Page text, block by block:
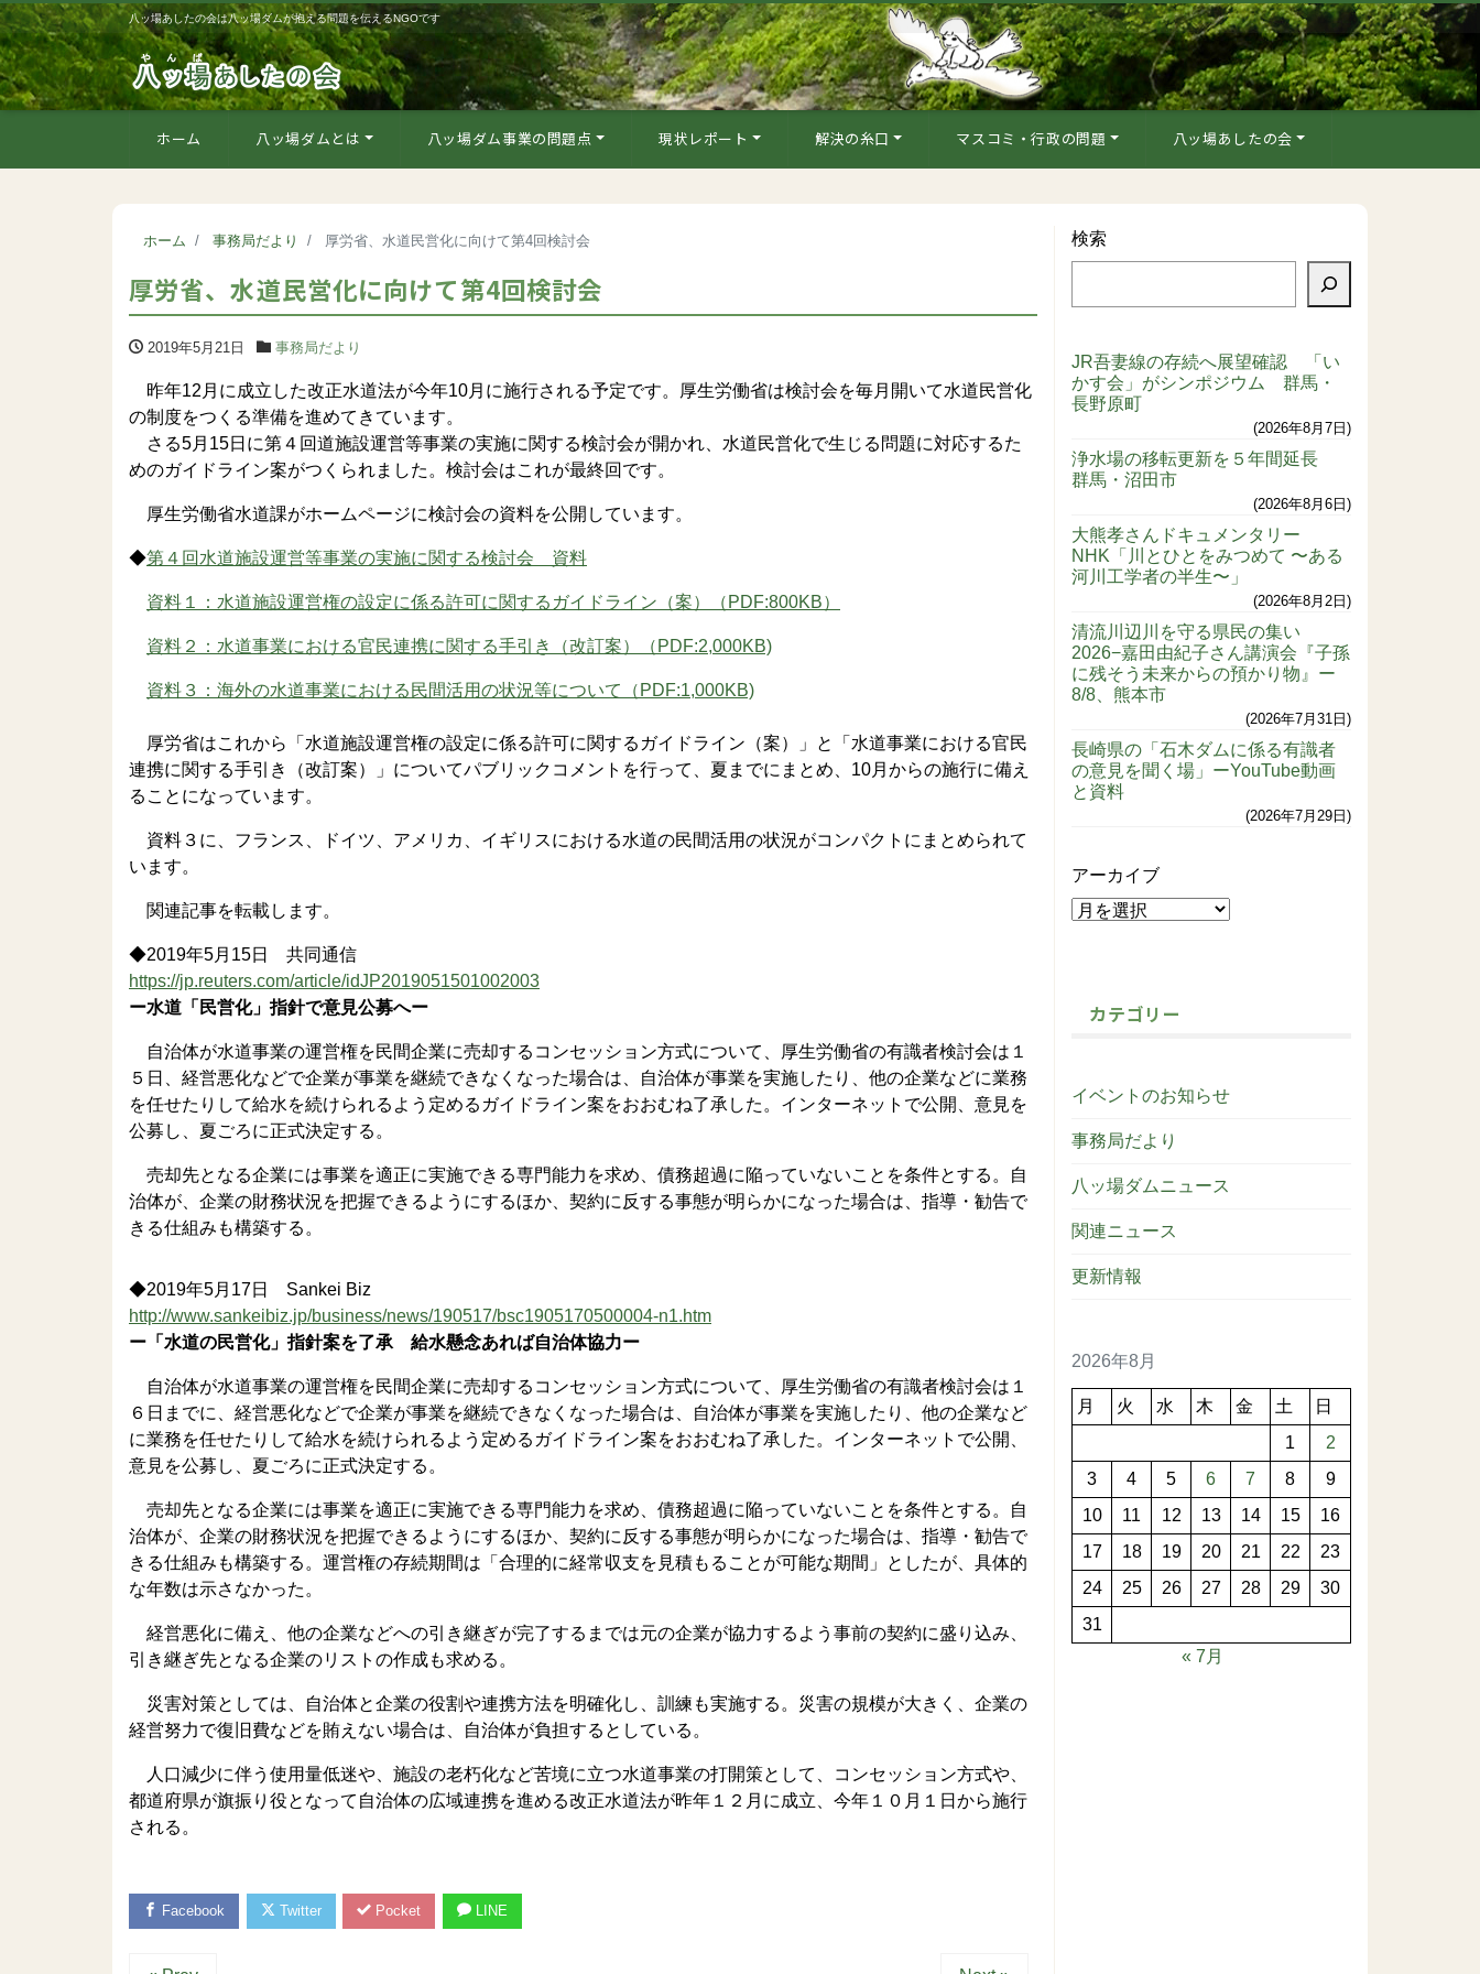
八ッ場あしたの会は八ッ場ダムが抱える問題を伝えるNGOです
ホーム 八ッ場ダムとは 八ッ場ダム事業の問題点 現状レポート 解決の糸口 マスコミ・行政の問題 八ッ場あしたの会
ホーム 事務局だより 厚労省、水道民営化に向けて第4回検討会
厚労省、水道民営化に向けて第4回検討会
2019年5月21日 事務局だより
昨年12月に成立した改正水道法が今年10月に施行される予定です。厚生労働省は検討会を毎月開いて水道民営化
の制度をつくる準備を進めてきています。
さる5月15日に第４回道施設運営等事業の実施に関する検討会が開かれ、水道民営化で生じる問題に対応するた
めのガイドライン案がつくられました。検討会はこれが最終回です。
厚生労働省水道課がホームページに検討会の資料を公開しています。
◆第４回水道施設運営等事業の実施に関する検討会 資料
資料１：水道施設運営権の設定に係る許可に関するガイドライン（案）（PDF:800KB）
資料２：水道事業における官民連携に関する手引き（改訂案）（PDF:2,000KB)
資料３：海外の水道事業における民間活用の状況等について（PDF:1,000KB)
厚労省はこれから「水道施設運営権の設定に係る許可に関するガイドライン（案）」と「水道事業における官民
連携に関する手引き（改訂案）」についてパブリックコメントを行って、夏までにまとめ、10月からの施行に備え
ることになっています。
資料３に、フランス、ドイツ、アメリカ、イギリスにおける水道の民間活用の状況がコンパクトにまとめられて
います。
関連記事を転載します。
◆2019年5月15日 共同通信
https://jp.reuters.com/article/idJP2019051501002003
ー水道「民営化」指針で意見公募へー
自治体が水道事業の運営権を民間企業に売却するコンセッション方式について、厚生労働省の有識者検討会は１
５日、経営悪化などで企業が事業を継続できなくなった場合は、自治体が事業を実施したり、他の企業などに業務
を任せたりして給水を続けられるよう定めるガイドライン案をおおむね了承した。インターネットで公開、意見を
公募し、夏ごろに正式決定する。
売却先となる企業には事業を適正に実施できる専門能力を求め、債務超過に陥っていないことを条件とする。自
治体が、企業の財務状況を把握できるようにするほか、契約に反する事態が明らかになった場合は、指導・勧告で
きる仕組みも構築する。
◆2019年5月17日 Sankei Biz
http://www.sankeibiz.jp/business/news/190517/bsc1905170500004-n1.htm
ー「水道の民営化」指針案を了承 給水懸念あれば自治体協力ー
自治体が水道事業の運営権を民間企業に売却するコンセッション方式について、厚生労働省の有識者検討会は１
６日までに、経営悪化などで企業が事業を継続できなくなった場合は、自治体が事業を実施したり、他の企業など
に業務を任せたりして給水を続けられるよう定めるガイドライン案をおおむね了承した。インターネットで公開、
意見を公募し、夏ごろに正式決定する。
売却先となる企業には事業を適正に実施できる専門能力を求め、債務超過に陥っていないことを条件とする。自
治体が、企業の財務状況を把握できるようにするほか、契約に反する事態が明らかになった場合は、指導・勧告で
きる仕組みも構築する。運営権の存続期間は「合理的に経常収支を見積もることが可能な期間」としたが、具体的
な年数は示さなかった。
経営悪化に備え、他の企業などへの引き継ぎが完了するまでは元の企業が協力するよう事前の契約に盛り込み、
引き継ぎ先となる企業のリストの作成も求める。
災害対策としては、自治体と企業の役割や連携方法を明確化し、訓練も実施する。災害の規模が大きく、企業の
経営努力で復旧費などを賄えない場合は、自治体が負担するとしている。
人口減少に伴う使用量低迷や、施設の老朽化など苦境に立つ水道事業の打開策として、コンセッション方式や、
都道府県が旗振り役となって自治体の広域連携を進める改正水道法が昨年１２月に成立、今年１０月１日から施行
される。
Facebook Twitter Pocket LINE
検索
JR吾妻線の存続へ展望確認 「い
かす会」がシンポジウム 群馬・
長野原町
2026年8月7日
浄水場の移転更新を５年間延長
群馬・沼田市
2026年8月6日
大熊孝さんドキュメンタリー
NHK「川とひとをみつめて 〜ある
河川工学者の半生〜」
2026年8月2日
清流川辺川を守る県民の集い
2026−嘉田由紀子さん講演会『子孫
に残そう未来からの預かり物』ー
8/8、熊本市
2026年7月31日
長崎県の「石木ダムに係る有識者
の意見を聞く場」ーYouTube動画
と資料
2026年7月29日
アーカイブ
カテゴリー
イベントのお知らせ
事務局だより
八ッ場ダムニュース
関連ニュース
更新情報
2026年8月
月 火 水 木 金 土
日
1
2
3
4 5 6 7 8
9
10
11 12 13 14 15
16
17
18 19 20 21 22
23
24
25 26 27 28 29
30
31
« 7月